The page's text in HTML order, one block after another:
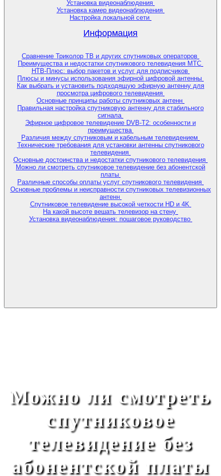
Установка видеонаблюдения
Установка камер видеонаблюдения
Настройка локальной сети
Информация
Сравнение Триколор ТВ и других спутниковых операторов
Преимущества и недостатки спутникового телевидения МТС
НТВ-Плюс: выбор пакетов и услуг для подписчиков
Плюсы и минусы использования эфирной цифровой антенны
Как выбрать и установить подходящую эфирную антенну для
просмотра цифрового телевидения
Основные принципы работы спутниковых антенн
Правильная настройка спутниковую антенну для стабильного
сигнала
Эфирное цифровое телевидение DVB-T2: особенности и
преимущества
Различия между спутниковым и кабельным телевидением
Технические требования для установки антенны спутникового
телевидения
Основные достоинства и недостатки спутникового телевидения
Можно ли смотреть спутниковое телевидение без абонентской
платы
Различные способы оплаты услуг спутникового телевидения
Основные проблемы и неисправности спутниковых телевизионных
антенн
Спутниковое телевидение высокой четкости HD и 4K
На какой высоте вешать телевизор на стену
Установка видеонаблюдения: пошаговое руководство
Можно ли смотреть
спутниковое
телевидение без
абонентской платы